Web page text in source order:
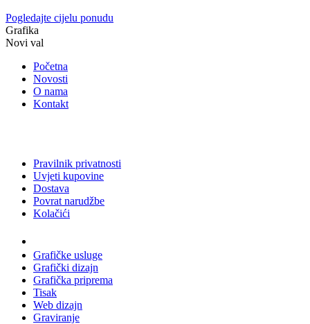
Pogledajte cijelu ponudu
Grafika
Novi val
Početna
Novosti
O nama
Kontakt
Pravilnik privatnosti
Uvjeti kupovine
Dostava
Povrat narudžbe
Kolačići
Grafičke usluge
Grafički dizajn
Grafička priprema
Tisak
Web dizajn
Graviranje